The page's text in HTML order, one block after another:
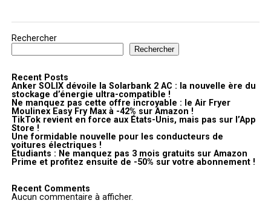
Rechercher
Rechercher
Recent Posts
Anker SOLIX dévoile la Solarbank 2 AC : la nouvelle ère du
stockage d’énergie ultra-compatible !
Ne manquez pas cette offre incroyable : le Air Fryer
Moulinex Easy Fry Max à -42% sur Amazon !
TikTok revient en force aux États-Unis, mais pas sur l’App
Store !
Une formidable nouvelle pour les conducteurs de
voitures électriques !
Étudiants : Ne manquez pas 3 mois gratuits sur Amazon
Prime et profitez ensuite de -50% sur votre abonnement !
Recent Comments
Aucun commentaire à afficher.